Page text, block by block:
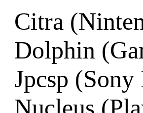
Citra
Dolphin
Jpcsp (Sony
Nucleus